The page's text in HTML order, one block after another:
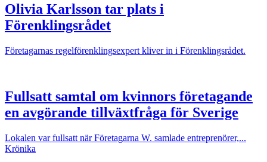
Olivia Karlsson tar plats i
Förenklingsrådet
Företagarnas regelförenklingsexpert kliver in i Förenklingsrådet.
Fullsatt samtal om kvinnors företagande
en avgörande tillväxtfråga för Sverige
Lokalen var fullsatt när Företagarna W. samlade entreprenörer,...
Krönika